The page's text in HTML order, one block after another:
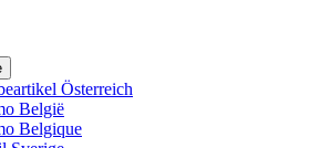
Österreich
België
Belgique